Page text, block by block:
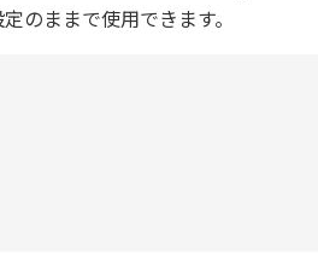
のままで使用できます。